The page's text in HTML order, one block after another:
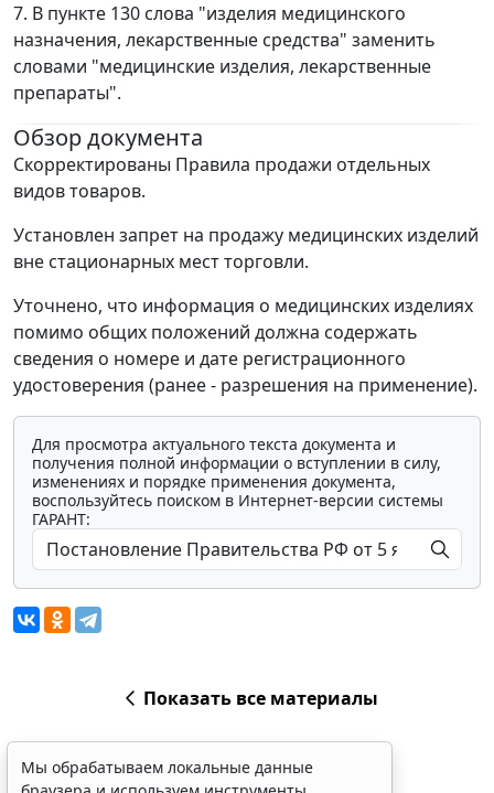
7. В пункте 130 слова "изделия медицинского
назначения, лекарственные средства" заменить
словами "медицинские изделия, лекарственные
препараты".
Обзор документа
Скорректированы Правила продажи отдельных
видов товаров.
Установлен запрет на продажу медицинских изделий
вне стационарных мест торговли.
Уточнено, что информация о медицинских изделиях
помимо общих положений должна содержать
сведения о номере и дате регистрационного
удостоверения (ранее - разрешения на применение).
Для просмотра актуального текста документа и
получения полной информации о вступлении в силу,
изменениях и порядке применения документа,
воспользуйтесь поиском в Интернет-версии системы
ГАРАНТ:
Показать все материалы
Мы обрабатываем локальные данные